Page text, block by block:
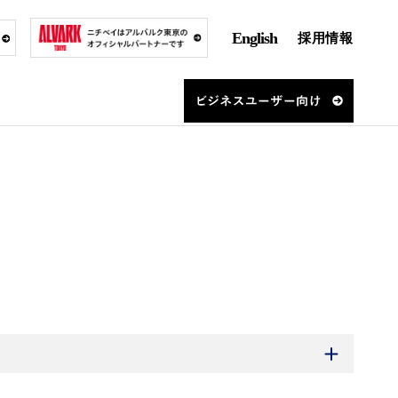
English 採用情報